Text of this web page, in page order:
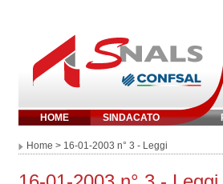
HOME SINDACATO
Inserisci parola
Home > 16-01-2003 n° 3 - Leggi